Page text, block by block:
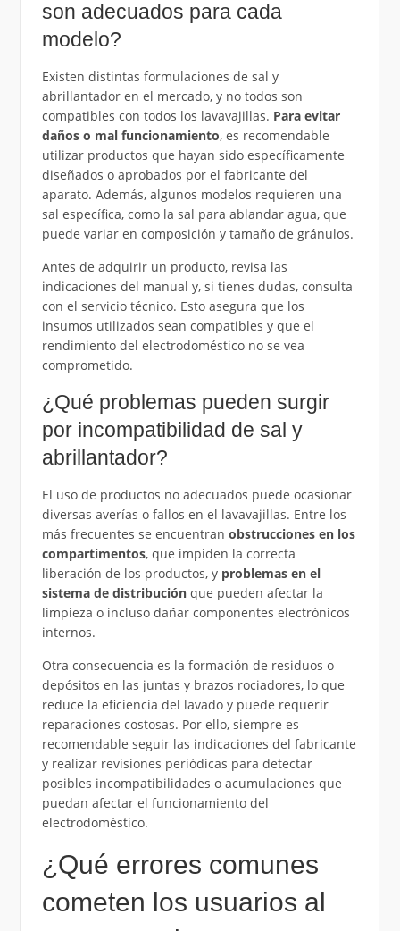
son adecuados para cada
modelo?
Existen distintas formulaciones de sal y
abrillantador en el mercado, y no todos son
compatibles con todos los lavavajillas. Para evitar
daños o mal funcionamiento, es recomendable
utilizar productos que hayan sido específicamente
diseñados o aprobados por el fabricante del
aparato. Además, algunos modelos requieren una
sal específica, como la sal para ablandar agua, que
puede variar en composición y tamaño de gránulos.
Antes de adquirir un producto, revisa las
indicaciones del manual y, si tienes dudas, consulta
con el servicio técnico. Esto asegura que los
insumos utilizados sean compatibles y que el
rendimiento del electrodoméstico no se vea
comprometido.
¿Qué problemas pueden surgir
por incompatibilidad de sal y
abrillantador?
El uso de productos no adecuados puede ocasionar
diversas averías o fallos en el lavavajillas. Entre los
más frecuentes se encuentran obstrucciones en los
compartimentos, que impiden la correcta
liberación de los productos, y problemas en el
sistema de distribuciónque pueden afectar la
limpieza o incluso dañar componentes electrónicos
internos.
Otra consecuencia es la formación de residuos o
depósitos en las juntas y brazos rociadores, lo que
reduce la eficiencia del lavado y puede requerir
reparaciones costosas. Por ello, siempre es
recomendable seguir las indicaciones del fabricante
y realizar revisiones periódicas para detectar
posibles incompatibilidades o acumulaciones que
puedan afectar el funcionamiento del
electrodoméstico.
¿Qué errores comunes
cometen los usuarios al